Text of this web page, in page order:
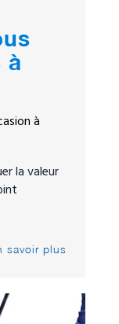
à
à
la valeur
savoir plus